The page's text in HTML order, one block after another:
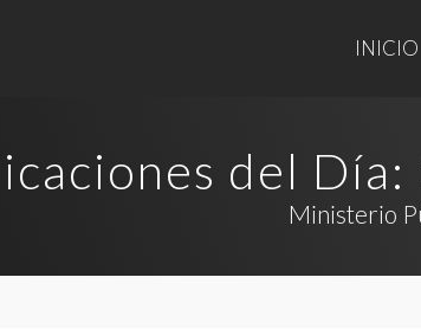
INICIO
del Día:
Ministerio